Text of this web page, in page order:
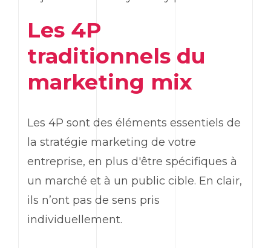
Les 4P
traditionnels du
marketing mix
Les 4P sont des éléments essentiels de
la stratégie marketing de votre
entreprise, en plus d'être spécifiques à
un marché et à un public cible. En clair,
ils n’ont pas de sens pris
individuellement.